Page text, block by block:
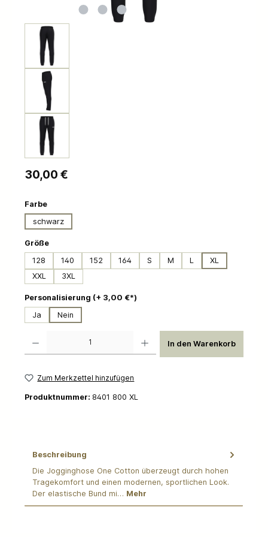
Regulärer Preis:
30,00 €
Farbeauswählen
schwarz
Größeauswählen
128
140 152 164 S M L
XL
XXL
3XL
Personalisierung (+ 3,00 €*)
Ja
Nein
In den Warenkorb
Zum Merkzettel hinzufügen
Produktnummer: 8401 800 XL
Beschreibung
Die Jogginghose One Cotton überzeugt durch hohen
Tragekomfort und einen modernen, sportlichen Look.
Der elastische Bund mi… Mehr